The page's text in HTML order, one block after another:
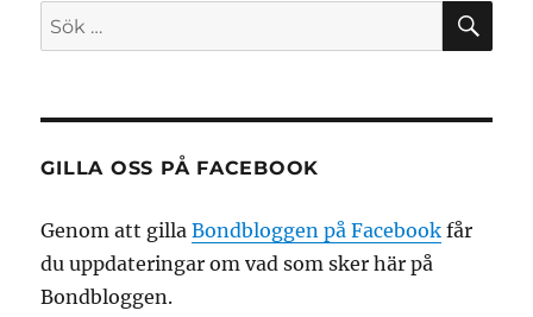
Sök
efter:
GILLA OSS PÅ FACEBOOK
Genom att gillaBondbloggen på Facebook får
du uppdateringar om vad som sker här på
Bondbloggen.